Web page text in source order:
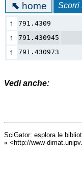
⬉ home
↑ 791.4309
↑
791.430945
↑
791.430973
Vedi anche:
SciGator: esplora le
« <http://www-